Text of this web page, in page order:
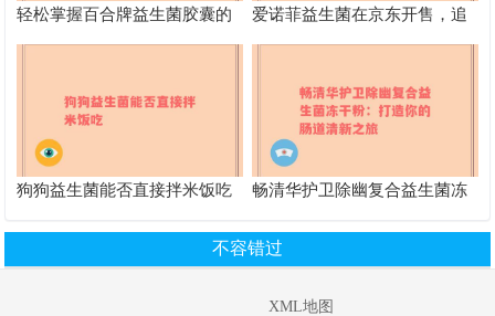
轻松掌握百合牌益生菌胶囊的
正确服用方法，让你的肠道更
爱诺菲益生菌在京东开售，追
踪肠道的佳伙伴，快来了解
狗狗益生菌能否直接拌米饭吃
畅清华护卫除幽复合益生菌冻
不容错过
XML地图